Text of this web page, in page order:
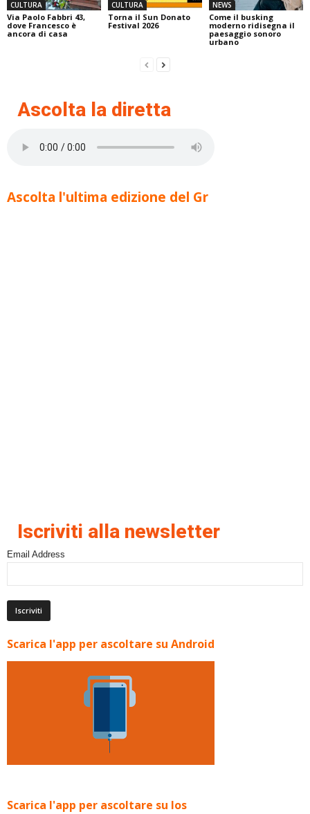
CULTURA
Via Paolo Fabbri 43,
dove Francesco è
ancora di casa
CULTURA
Torna il Sun Donato
Festival 2026
NEWS
Come il busking
moderno ridisegna il
paesaggio sonoro
urbano
Ascolta la diretta
Ascolta l'ultima edizione del Gr
Iscriviti alla newsletter
Email Address
Scarica l'app per ascoltare su Android
Scarica l'app per ascoltare su Ios